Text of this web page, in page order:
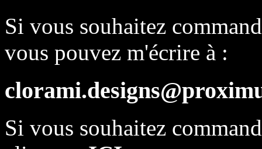
Si vous souhaitez
vous pouvez m'écrire à :
Si vous souhaitez